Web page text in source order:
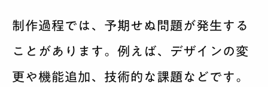
制作過程では、予期せぬ問題が発生する
ことがあります。例えば、デザインの変
更や機能追加、技術的な課題などです。